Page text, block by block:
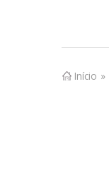
Início »